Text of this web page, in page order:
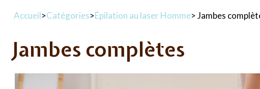
Accueil>Catégories>Épilation au laser Homme> Jambes
Jambes complètes